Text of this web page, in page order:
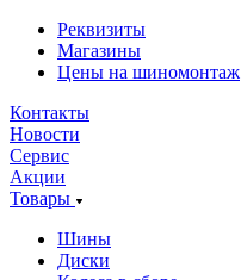
Реквизиты
Магазины
Цены на шиномонтаж
Контакты
Новости
Сервис
Акции
Товары
Шины
Диски